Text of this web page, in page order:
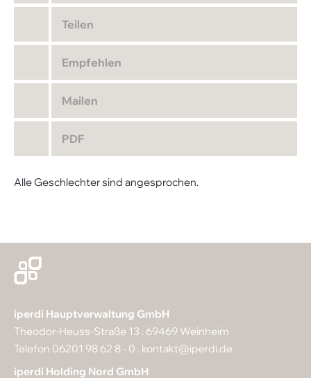
Teilen
Empfehlen
Mailen
PDF
Alle Geschlechter sind angesprochen.
iperdi Hauptverwaltung GmbH
Theodor-Heuss-Straße 13 . 69469 Weinheim
Telefon 06201 98 62 8 - 0 . kontakt@iperdi.de
iperdi Holding Nord GmbH